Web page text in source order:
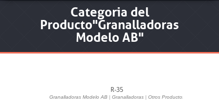
Categoria del
Producto"Granalladoras
Modelo AB"
R-35
Granalladoras Modelo AB| Granalladoras| Otros Productos